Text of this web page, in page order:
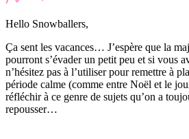
Hello Snowballers,
Ça sent les vacances… J’espère que la
pourront s’évader un petit peu et si vous
n’hésitez pas à l’utiliser pour remettre à
période calme (comme entre Noël et le
réfléchir à ce genre de sujets qu’on a
repousser…